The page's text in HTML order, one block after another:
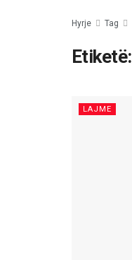
Hyrje Tag
Etiketë:
LAJME